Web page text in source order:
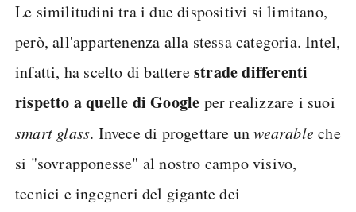
Le similitudini tra i due dispositivi si limitano,
però, all'appartenenza alla stessa categoria. Intel,
infatti, ha scelto di batterestrade differenti
rispetto a quelle di Google per realizzare i suoi
smart glass. Invece di progettare unwearableche
si "sovrapponesse" al nostro campo visivo,
tecnici e ingegneri del gigante dei